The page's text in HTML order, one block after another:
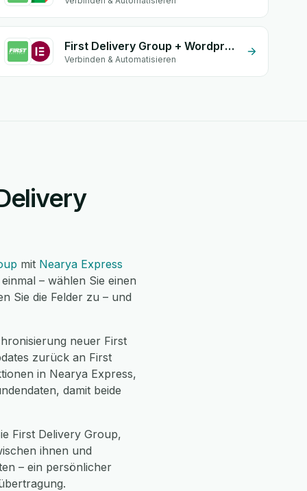
First Delivery Group + Wordpress Elementor
Verbinden & Automatisieren
mit Nearya Express
– wählen Sie einen
Sie die Felder zu – und
neuer First
zurück an First
in Nearya Express,
damit beide
First Delivery Group,
ihnen und
– ein persönlicher